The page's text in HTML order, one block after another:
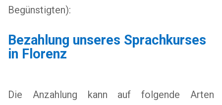
Begünstigten):
Bezahlung unseres Sprachkurses
in Florenz
Die Anzahlung kann auf folgende Arten